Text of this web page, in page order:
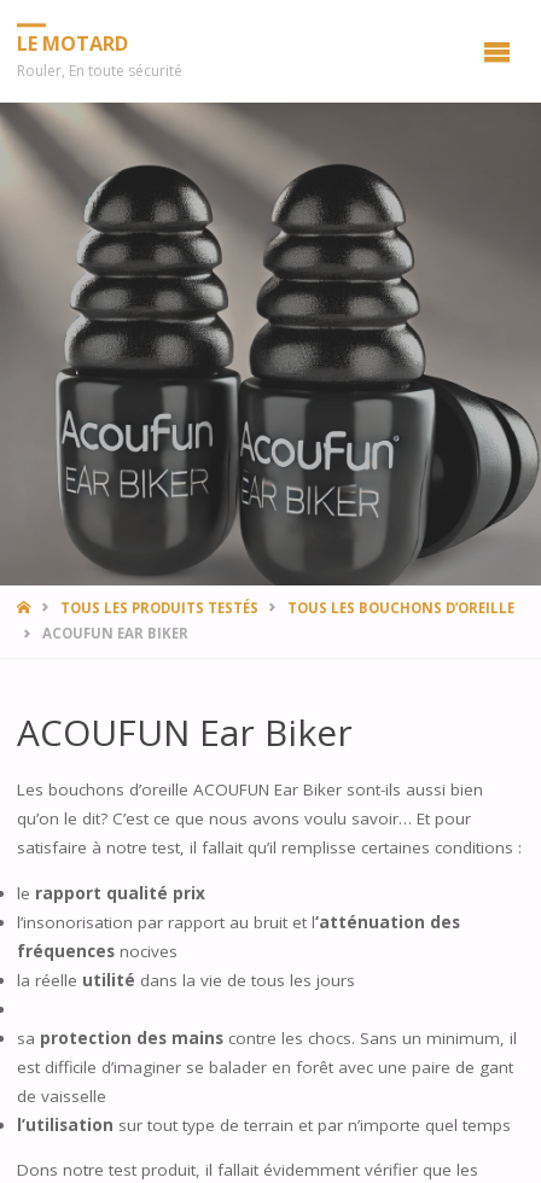
LE MOTARD
Rouler, En toute sécurité
HOMETOUS LES PRODUITS TESTÉS
TOUS LES BOUCHONS D’OREILLE
ACOUFUN EAR BIKER
ACOUFUN Ear Biker
Les bouchons d’oreille ACOUFUN Ear Biker sont-ils aussi bien
qu’on le dit? C’est ce que nous avons voulu savoir… Et pour
satisfaire à notre test, il fallait qu’il remplisse certaines conditions :
le rapport qualité prix
l’insonorisation par rapport au bruit et l‘atténuation des
fréquencesnocives
la réelle utilité dans la vie de tous les jours
sa protection des mainscontre les chocs. Sans un minimum, il
est difficile d’imaginer se balader en forêt avec une paire de gant
de vaisselle
l’utilisation sur tout type de terrain et par n’importe quel temps
Dons notre test produit, il fallait évidemment vérifier que les